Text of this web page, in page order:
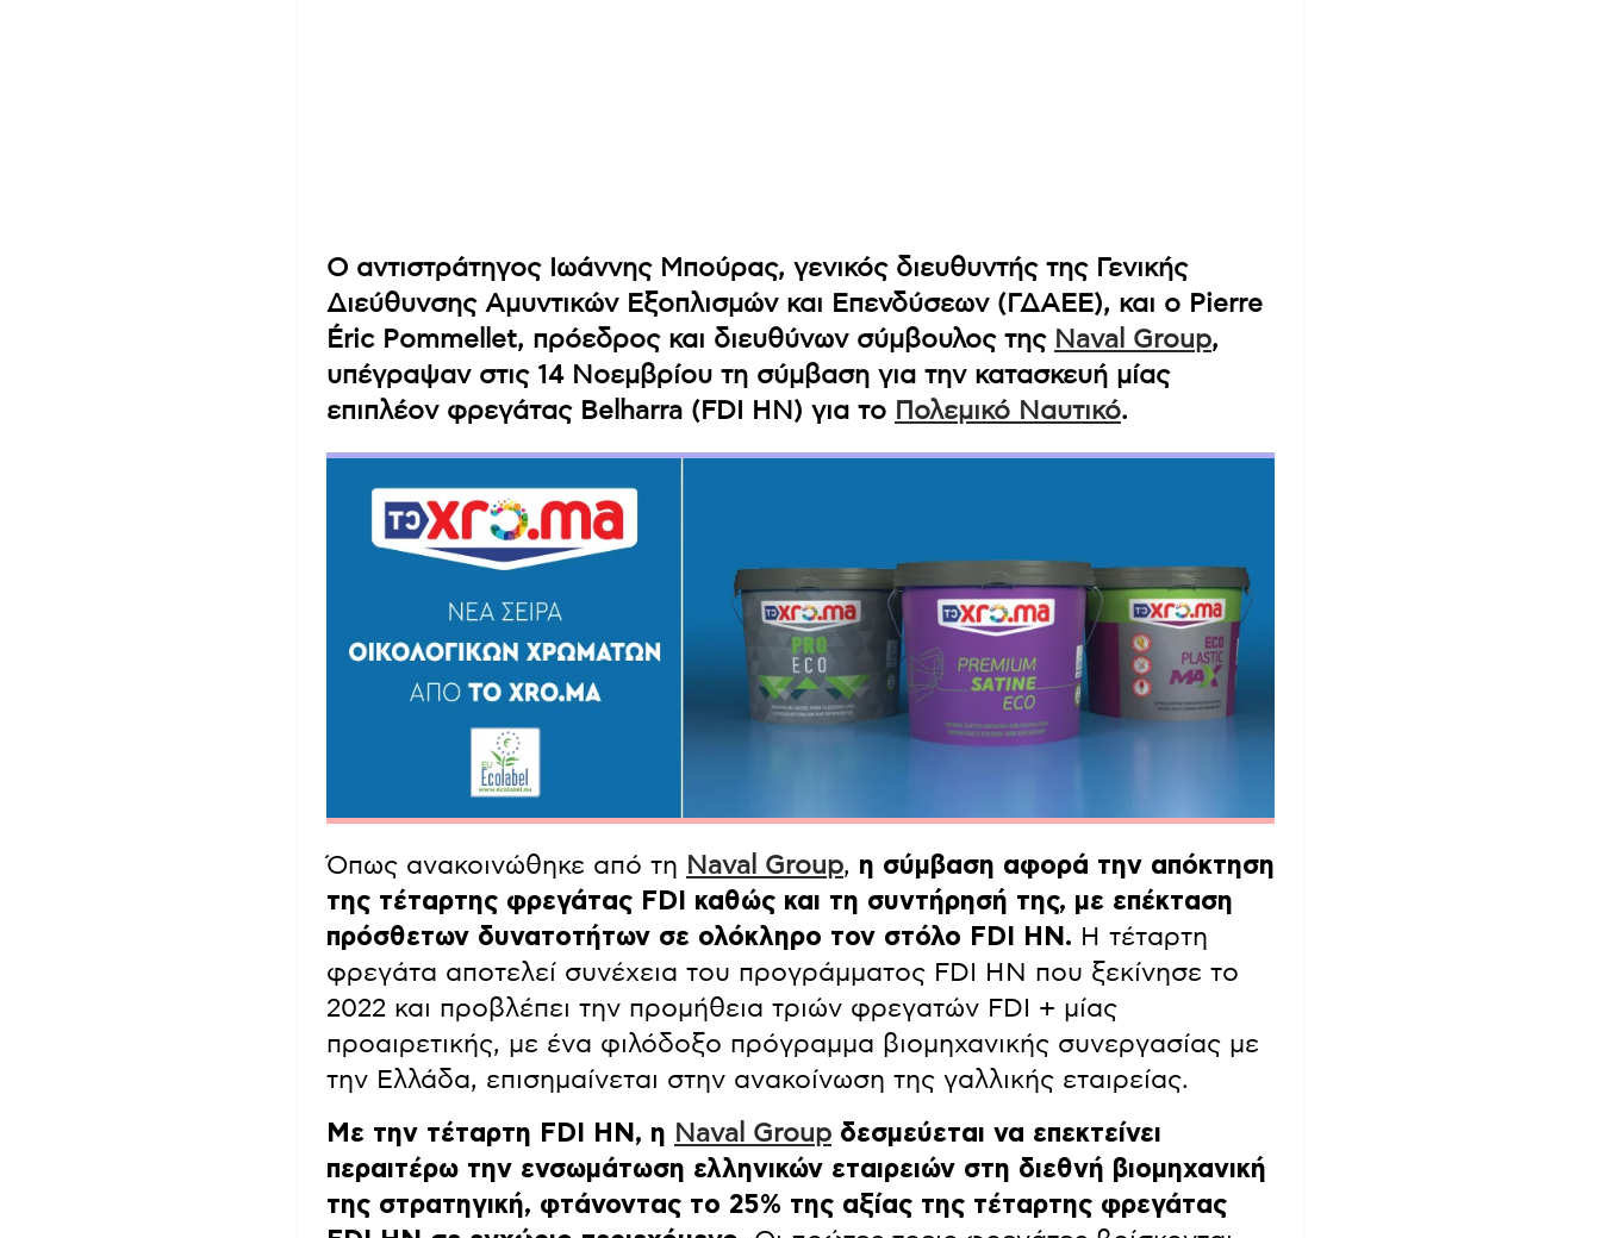
Ο αντιστράτηγος Ιωάννης Μπούρας, γενικός διευθυντής της Γενικής
Διεύθυνσης Αμυντικών Εξοπλισμών και Επενδύσεων (ΓΔΑΕΕ), και ο Pierre
Éric Pommellet, πρόεδρος και διευθύνων σύμβουλος της Naval Group,
υπέγραψαν στις 14 Νοεμβρίου τη σύμβαση για την κατασκευή μίας
επιπλέον φρεγάτας Belharra (FDI HN) για το Πολεμικό Ναυτικό.
Όπως ανακοινώθηκε από τη Naval Group, η σύμβαση αφορά την απόκτηση
της τέταρτης φρεγάτας FDI καθώς και τη συντήρησή της, με επέκταση
πρόσθετων δυνατοτήτων σε ολόκληρο τον στόλο FDI HN. Η τέταρτη
φρεγάτα αποτελεί συνέχεια του προγράμματος FDI HN που ξεκίνησε το
2022 και προβλέπει την προμήθεια τριών φρεγατών FDI + μίας
προαιρετικής, με ένα φιλόδοξο πρόγραμμα βιομηχανικής συνεργασίας με
την Ελλάδα, επισημαίνεται στην ανακοίνωση της γαλλικής εταιρείας.
Με την τέταρτη FDI HN, η Naval Group δεσμεύεται να επεκτείνει
περαιτέρω την ενσωμάτωση ελληνικών εταιρειών στη διεθνή βιομηχανική
της στρατηγική, φτάνοντας το 25% της αξίας της τέταρτης φρεγάτας